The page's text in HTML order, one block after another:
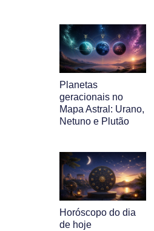
Planetas
geracionais no
Mapa Astral: Urano,
Netuno e Plutão
Horóscopo do dia
de hoje